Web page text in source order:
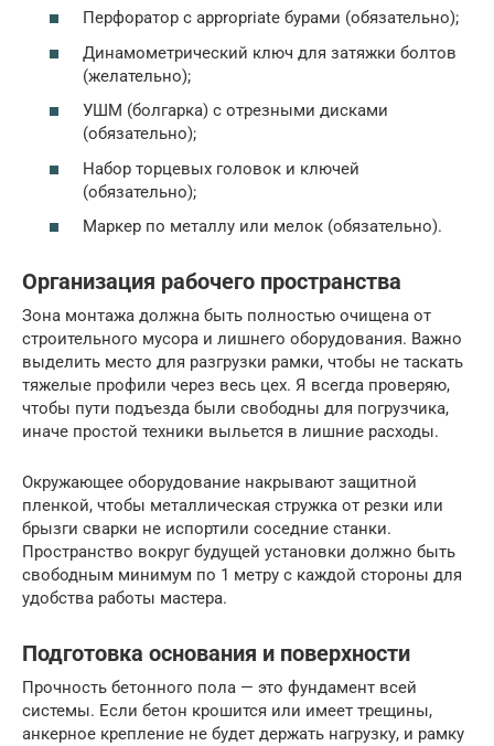
Перфоратор с appropriate бурами (обязательно);
Динамометрический ключ для затяжки болтов
(желательно);
УШМ (болгарка) с отрезными дисками
(обязательно);
Набор торцевых головок и ключей
(обязательно);
Маркер по металлу или мелок (обязательно).
Организация рабочего пространства
Зона монтажа должна быть полностью очищена от
строительного мусора и лишнего оборудования. Важно
выделить место для разгрузки рамки, чтобы не таскать
тяжелые профили через весь цех. Я всегда проверяю,
чтобы пути подъезда были свободны для погрузчика,
иначе простой техники выльется в лишние расходы.
Окружающее оборудование накрывают защитной
пленкой, чтобы металлическая стружка от резки или
брызги сварки не испортили соседние станки.
Пространство вокруг будущей установки должно быть
свободным минимум по 1 метру с каждой стороны для
удобства работы мастера.
Подготовка основания и поверхности
Прочность бетонного пола — это фундамент всей
системы. Если бетон крошится или имеет трещины,
анкерное крепление не будет держать нагрузку, и рамку